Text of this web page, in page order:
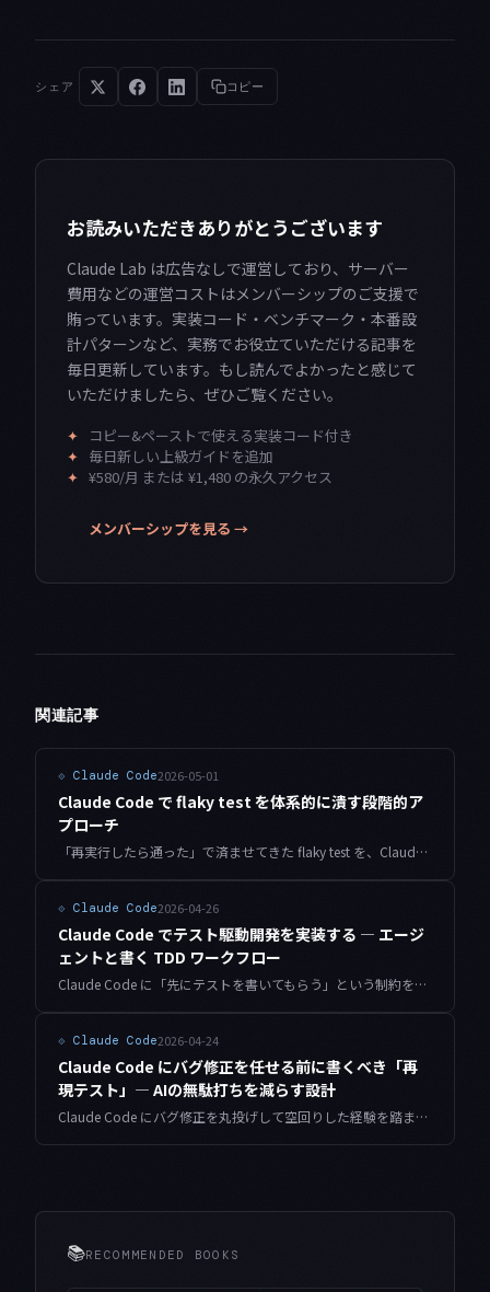
シェア コピー
お読みいただきありがとうございます
Claude Lab は広告なしで運営しており、サーバー
費用などの運営コストはメンバーシップのご支援で
賄っています。実装コード・ベンチマーク・本番設
計パターンなど、実務でお役立ていただける記事を
毎日更新しています。もし読んでよかったと感じて
いただけましたら、ぜひご覧ください。
✦
コピー&ペーストで使える実装コード付き
✦ 毎日新しい上級ガイドを追加
✦ ¥580/月 または ¥1,480 の永久アクセス
メンバーシップを見る →
関連記事
⟐ Claude Code2026-05-01
Claude Code で flaky test を体系的に潰す段階的ア
プローチ
「再実行したら通った」で済ませてきた flaky test を、Claude Code を使って体系的に分析・修正する手順を紹介します。原因分類から再現スクリプトまで、本番運用で機能しているパターンをまとめました。
⟐ Claude Code2026-04-26
Claude Code でテスト駆動開発を実装する — エージ
ェントと書く TDD ワークフロー
Claude Code に「先にテストを書いてもらう」という制約を加えると、エージェントの暴走が止まり、生成コードの質が劇的に変わります。私が半年間試行錯誤して辿り着いた、エージェント時代の TDD ワークフローを共有します。
⟐ Claude Code2026-04-24
Claude Code にバグ修正を任せる前に書くべき「再
現テスト」— AIの無駄打ちを減らす設計
Claude Code にバグ修正を丸投げして空回りした経験を踏まえ、最初に「落ちる再現テスト」を書いてから委譲するワークフローを、運用している設計原則と具体的なコードで整理します。
📚RECOMMENDED BOOKS